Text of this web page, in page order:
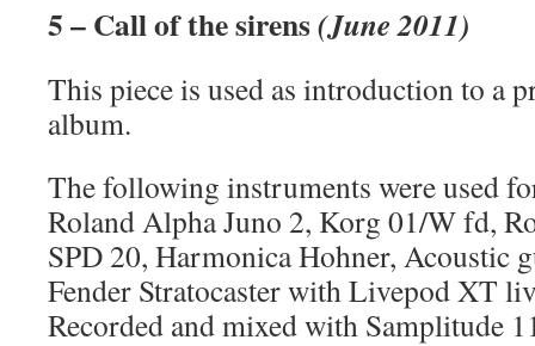
5 – Call of the sirens(June 2011)
This piece is used as introduction to a
album.
The following instruments were used
Roland Alpha Juno 2, Korg 01/W fd,
SPD 20, Harmonica Hohner, Acoustic
Fender Stratocaster with Livepod XT
Recorded and mixed with Samplitude